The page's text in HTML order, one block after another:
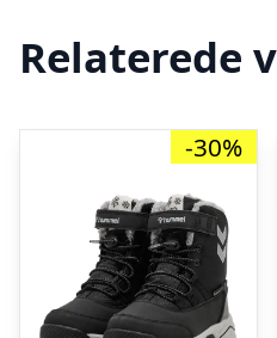
Relaterede
-30%